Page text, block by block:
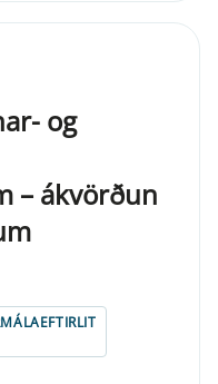
og
– ákvörðun